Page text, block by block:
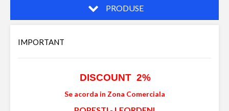
PRODUSE
IMPORTANT
DISCOUNT 2%
Se acorda in Zona Comerciala